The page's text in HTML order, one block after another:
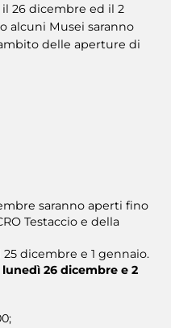
26 dicembre ed il 2
alcuni Musei saranno
delle aperture di
saranno aperti fino
Testaccio e della
dicembre e 1 gennaio.
26 dicembre e 2